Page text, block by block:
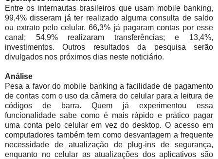
Entre os internautas brasileiros que usam mobile banking,
99,4% disseram já ter realizado alguma consulta de saldo
ou extrato pelo celular. 66,3% já pagaram contas por esse
canal; 54,9% realizaram transferências; e 13,4%,
investimentos. Outros resultados da pesquisa serão
divulgados nos próximos dias neste noticiário.
Análise
Pesa a favor do mobile banking a facilidade de pagamento
de contas com o uso da câmera do celular para a leitura de
códigos de barra. Quem já experimentou essa
funcionalidade sabe como é mais rápido e prático pagar
uma conta pelo celular em vez do desktop. O acesso em
computadores também tem como desvantagem a frequente
necessidade de atualização de plug-ins de segurança,
enquanto no celular as atualizações dos aplicativos são